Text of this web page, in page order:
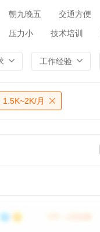
朝九晚五 交通方便
压力小 技术培训
工作经验
1.5K~2K/月